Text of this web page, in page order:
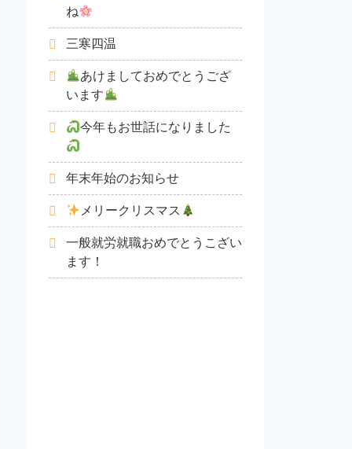
ね
三寒四温
あけましておめでとうござ
います
今年もお世話になりました
年末年始のお知らせ
メリークリスマス
一般就労就職おめでとうこざい
ます！